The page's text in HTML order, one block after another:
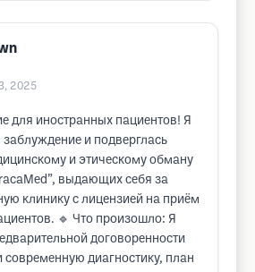
2025
для иностранных пациентов! Я
и подверглась
и этическому обману
выдающих себя за
клинику с лицензией на приём
🔹 Что произошло: Я
договоренности
диагностику, план